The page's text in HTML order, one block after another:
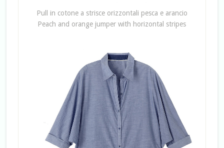
Pull in cotone a strisce orizzontali pesca e arancio
Peach and orange jumper with horizontal stripes